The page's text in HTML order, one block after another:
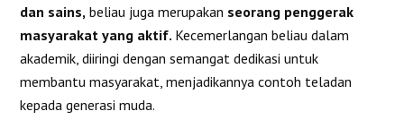
dan sains, beliau juga merupakan seorang penggerak
masyarakat yang aktif. Kecemerlangan beliau dalam
akademik, diiringi dengan semangat dedikasi untuk
membantu masyarakat, menjadikannya contoh teladan
kepada generasi muda.